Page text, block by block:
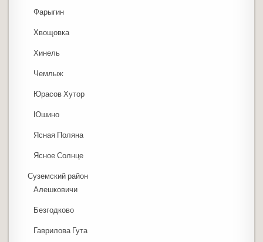
Фарыгин
Хвощовка
Хинель
Чемлыж
Юрасов Хутор
Юшино
Ясная Поляна
Ясное Солнце
Суземский район
Алешковичи
Безгодково
Гаврилова Гута